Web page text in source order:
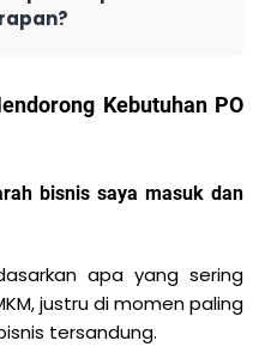
Kebutuhan PO
bisnis saya masuk dan
apa yang sering
justru di momen paling
tersandung.